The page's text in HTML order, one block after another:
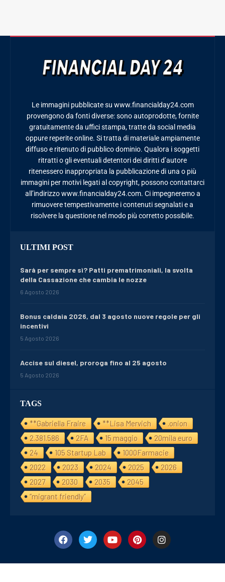
TAGS
**Gabriella Fraire **Lisa Mervich
.onion
2.381.586
2FA 15 maggio
20mila euro
24
105 Startup Lab
1000Farmacie
2022
2023 2024 2025
2026
2027
2030 2035
2045
“migrant friendly”
Le immagini pubblicate su www.financialday24.com
provengono da fonti diverse: sono autoprodotte, fornite
gratuitamente da uffici stampa, tratte da social media
oppure reperite online. Si tratta di materiale ampiamente
diffuso e ritenuto di pubblico dominio. Qualora i soggetti
ritratti o gli eventuali detentori dei diritti d’autore
ritenessero inappropriata la pubblicazione di una o più
immagini per motivi legati al copyright, possono contattarci
all’indirizzo www.financialday24.com. Ci impegneremo a
rimuovere tempestivamente i contenuti segnalati e a
risolvere la questione nel modo più corretto possibile.
ULTIMI POST
Sarà per sempre sì? Patti prematrimoniali, la svolta
della Cassazione che cambia le nozze
6 Agosto 2026
Bonus caldaia 2026, dal 3 agosto nuove regole per gli
incentivi
5 Agosto 2026
Accise sul diesel, proroga fino al 25 agosto
5 Agosto 2026